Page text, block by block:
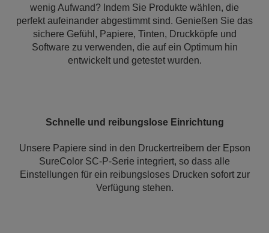
wenig Aufwand? Indem Sie Produkte wählen, die
perfekt aufeinander abgestimmt sind. Genießen Sie das
sichere Gefühl, Papiere, Tinten, Druckköpfe und
Software zu verwenden, die auf ein Optimum hin
entwickelt und getestet wurden.
Schnelle und reibungslose Einrichtung
Unsere Papiere sind in den Druckertreibern der Epson
SureColor SC-P-Serie integriert, so dass alle
Einstellungen für ein reibungsloses Drucken sofort zur
Verfügung stehen.